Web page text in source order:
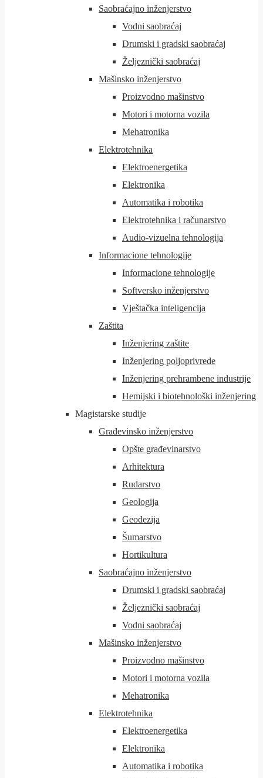
Saobraćajno inženjerstvo
Vodni saobraćaj
Drumski i gradski saobraćaj
Željeznički saobraćaj
Mašinsko inženjerstvo
Proizvodno mašinstvo
Motori i motorna vozila
Mehatronika
Elektrotehnika
Elektroenergetika
Elektronika
Automatika i robotika
Elektrotehnika i računarstvo
Audio-vizuelna tehnologija
Informacione tehnologije
Informacione tehnologije
Softversko inženjerstvo
Vještačka inteligencija
Zaštita
Inženjering zaštite
Inženjering poljoprivrede
Inženjering prehrambene industrije
Hemijski i biotehnološki inženjering
Magistarske studije
Građevinsko inženjerstvo
Opšte građevinarstvo
Arhitektura
Rudarstvo
Geologija
Geodezija
Šumarstvo
Hortikultura
Saobraćajno inženjerstvo
Drumski i gradski saobraćaj
Željeznički saobraćaj
Vodni saobraćaj
Mašinsko inženjerstvo
Proizvodno mašinstvo
Motori i motorna vozila
Mehatronika
Elektrotehnika
Elektroenergetika
Elektronika
Automatika i robotika